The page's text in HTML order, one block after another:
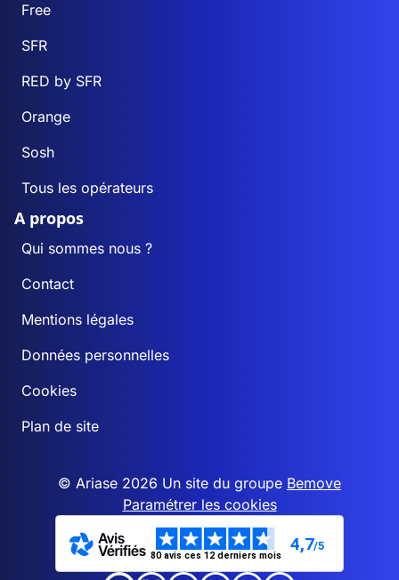
Free
SFR
RED by SFR
Orange
Sosh
Tous les opérateurs
A propos
Qui sommes nous ?
Contact
Mentions légales
Données personnelles
Cookies
Plan de site
© Ariase 2026 Un site du groupe Bemove
Paramétrer les cookies
80 avis ces 12 derniers mois
4,7/5